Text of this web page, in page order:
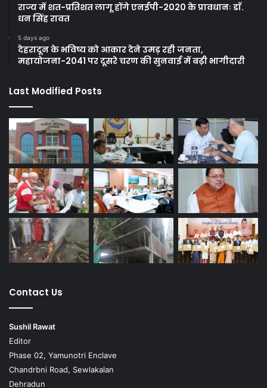
राज्य में शत-प्रतिशत लागू होंगे एनईपी-2020 के प्रावधानः डाॅ.
धन सिंह रावत
5 days ago
देहरादून के भविष्य को आकार देने उमड़ रही जनता,
महायोजना-2041 पर दूसरे चरण की सुनवाई में बढ़ी भागीदारी
Last Modified Posts
Contact Us
Sushil Rawat
Editor
Phase 02, Yamunotri Enclave
Chandrbni Road, Sewlakalan
Dehradun